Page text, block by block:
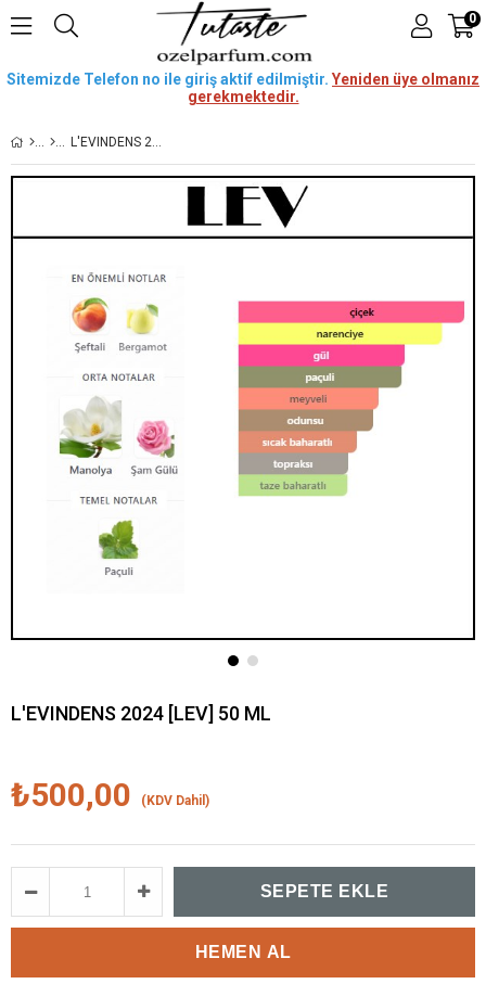
0
Sitemizde Telefon no ile giriş aktif edilmiştir. Yeniden üye olmanız
gerekmektedir.
L'EVINDENS 2024 [LEV] 50 ML
L'EVINDENS 2024 [LEV] 50 ML
₺500,00 (KDV Dahil)